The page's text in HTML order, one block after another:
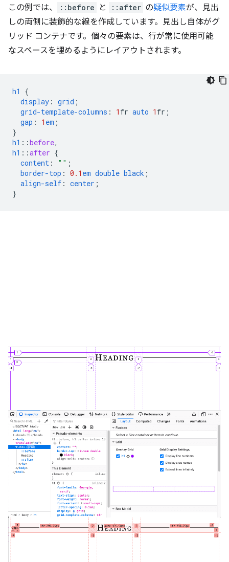
この例では、 ::before と ::after の疑似要素が、見出
しの両側に装飾的な線を作成しています。見出し自体がグ
リッド コンテナです。個々の要素は、行が常に使用可能
なスペースを埋めるようにレイアウトされます。
h1
{
display : grid ;
grid-template-columns : 1 fr auto 1 fr ;
gap : 1 em ;
}
h1 ::before,
h1 ::after {
content : "" ;
border-top : 0.1 em double black ;
align-self : center ;
}